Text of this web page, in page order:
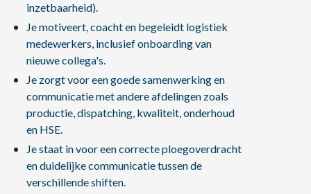
inzetbaarheid).
Je motiveert, coacht en begeleidt logistiek
medewerkers, inclusief onboarding van
nieuwe collega's.
Je zorgt voor een goede samenwerking en
communicatie met andere afdelingen zoals
productie, dispatching, kwaliteit, onderhoud
en HSE.
Je staat in voor een correcte ploegoverdracht
en duidelijke communicatie tussen de
verschillende shiften.